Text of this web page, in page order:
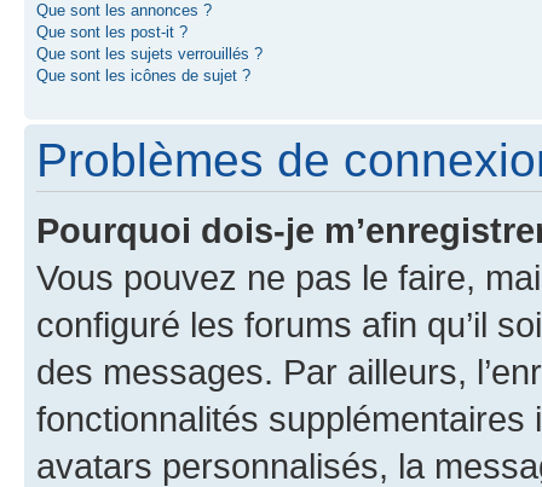
Que sont les annonces ?
Que sont les post-it ?
Que sont les sujets verrouillés ?
Que sont les icônes de sujet ?
Problèmes de
Pourquoi dois-je
Vous pouvez ne pas le faire,
configuré les forums afin qu’il
des messages. Par ailleurs,
fonctionnalités
avatars personnalisés, la